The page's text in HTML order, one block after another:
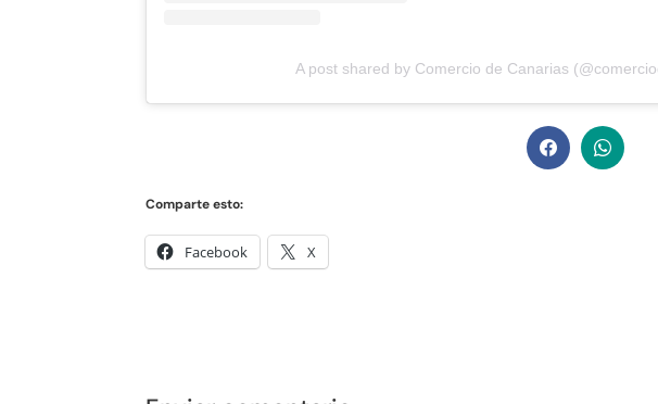
A post shared by Comercio de Canarias
Comparte esto:
Facebook X